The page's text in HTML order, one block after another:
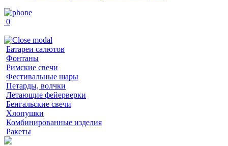
0
Батареи салютов
Фонтаны
Римские свечи
Фестивальные шары
Петарды, волчки
Летающие фейерверки
Бенгальские свечи
Хлопушки
Комбинированные изделия
Ракеты